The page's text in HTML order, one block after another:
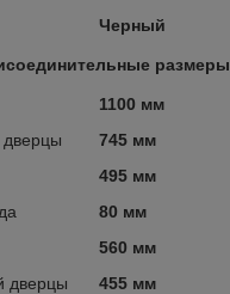
Черный
размеры
1100 мм
дверцы
745 мм
495 мм
80 мм
560 мм
дверцы
455 мм